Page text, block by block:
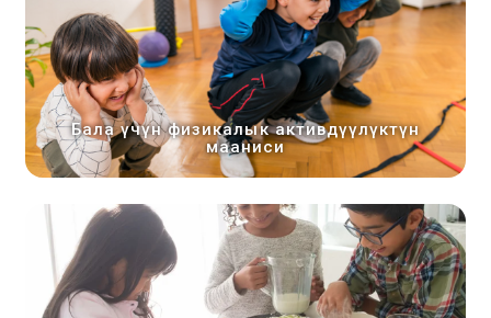
Бала үчүн физикалык активдүүлүктүн
мааниси